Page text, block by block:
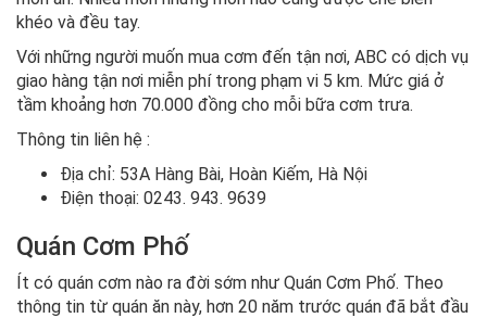
khéo và đều tay.
Với những người muốn mua cơm đến tận nơi, ABC có dịch vụ
giao hàng tận nơi miễn phí trong phạm vi 5 km. Mức giá ở
tầm khoảng hơn 70.000 đồng cho mỗi bữa cơm trưa.
Thông tin liên hệ :
Địa chỉ: 53A Hàng Bài, Hoàn Kiếm, Hà Nội
Điện thoại: 0243. 943. 9639
Quán Cơm Phố
Ít có quán cơm nào ra đời sớm như Quán Cơm Phố. Theo
thông tin từ quán ăn này, hơn 20 năm trước quán đã bắt đầu